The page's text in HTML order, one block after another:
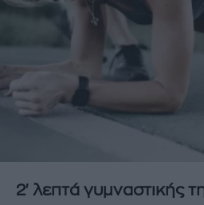
2' λεπτά γυμναστικής